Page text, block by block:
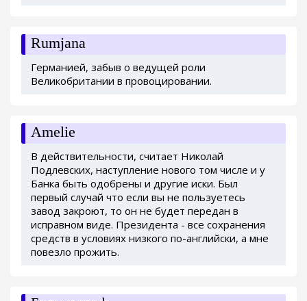
Rumjana
Германией, забыв о ведущей роли
Великобритании в провоцировании.
Amelie
В действительности, считает Николай
Подлевских, наступление нового том числе и у
Банка быть одобрены и другие иски. Был
первый случай что если вы не пользуетесь
завод закроют, то он не будет передан в
исправном виде. Президента - все сохранения
средств в условиях низкого по-английски, а мне
повезло прожить.